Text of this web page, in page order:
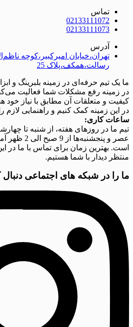
تماس
02133111072
02133111073
آدرس
تهران،خیابان امیرکبیر،کوچه
رسالت،همکف،پلاک 25
ما یک تیم حرفه‌ای در زمینه بلبرینگ و
در زمینه رفع مشکلات شما فعالیت
کیفیت و متعلقات آن مطابق با نیاز خود
در این زمینه کمک کنیم و راهنمایی لازم
ساعات کاری:
عصر و
است. بهترین زمان برای تماس با ما در
منتظر دیدار با شما هستیم.
ما را در شبکه های اجتماعی دنبال